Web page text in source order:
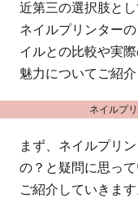
近第三の選択肢と
ネイルプリンター
イルとの比較や実
魅力についてご紹介
ネイルプ
まず、ネイルプリ
の？と疑問に思っ
ご紹介していきます